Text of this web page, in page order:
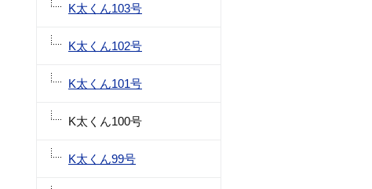
K太くん103号
K太くん102号
K太くん101号
K太くん100号
K太くん99号